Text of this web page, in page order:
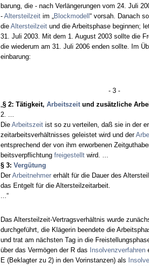
ba­rung, die - nach Verlänge­run­gen vom 24. Ju­li
- Al­ters­teil­zeitim „Block­mo­dell “ vor­sah. Da­nach
die Al­ters­teil­zeitund die Ar­beits­pha­se be­gin­nen;
31. Ju­li 2003. Mit dem 1. Au­gust 2003 soll­te die
die wie­der­um am 31. Ju­li 2006 en­den soll­te. Im
ein­ba­rung:
- 3 -
„§ 2: Tätig­keit, Ar­beits­zeitund zusätz­li­che
2. ...
Die Ar­beits­zeitist so zu ver­tei­len, daß sie in der
zeit­ar­beits­verhält­nis­ses ge­leis­tet wird und der
ent­spre­chend der von ihm er­wor­be­nen
beits­ver­pflich­tung frei­ge­stelltwird. ...
§ 3: Vergütung
DerAr­beit­neh­mererhält für die Dau­er des
das Ent­gelt für die Al­ters­teil­zeit­ar­beit.
...“
Das Al­ters­teil­zeit-Ver­trags­verhält­nis wur­de
durch­geführt, die Kläge­rin be­en­de­te die
und trat am nächs­ten Tag in die
über das Vermögen der R das
In­sol­venz­ver­fah­ren
E (Be­klag­ter zu 2) in den Vor­in­stan­zen) als